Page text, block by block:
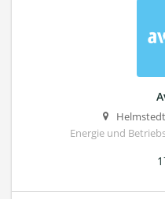
Helmstedt
Energie und